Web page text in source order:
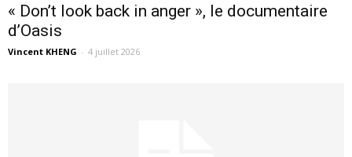
« Don’t look back in anger », le documentaire
d’Oasis
Vincent KHENG - 4 juillet 2026